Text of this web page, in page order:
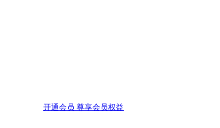
开通会员 尊享会员权益